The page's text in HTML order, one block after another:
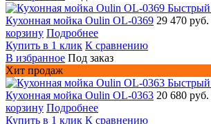
Кухонная мойка Oulin OL-0369 29 470 руб.
корзину Подробнее
Купить в 1 клик К сравнению
В избранное Под заказ
Хит продаж
Кухонная мойка Oulin OL-0363 20 680 руб.
корзину Подробнее
Купить в 1 клик К сравнению